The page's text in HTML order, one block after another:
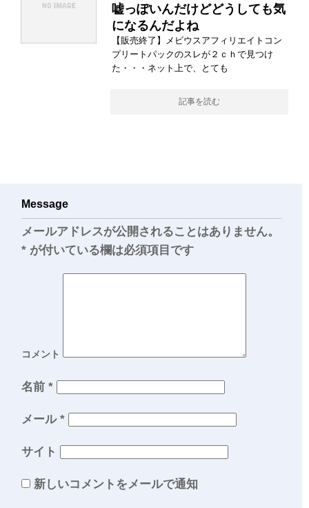
嘘っぽいんだけどどうしても気
になるんだよね
【販売終了】メビウスアフィリエイトコン
プリートパックのスレが２ｃｈで見つけ
た・・・ネット上で、とても
記事を読む
Message
メールアドレスが公開されることはありません。
* が付いている欄は必須項目です
コメント
名前 *
メール *
サイト
新しいコメントをメールで通知